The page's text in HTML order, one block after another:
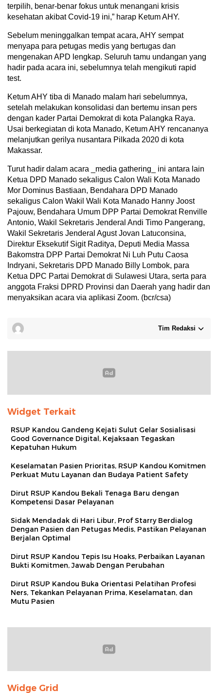
terpilih, benar-benar fokus untuk menangani krisis
kesehatan akibat Covid-19 ini,” harap Ketum AHY.
Sebelum meninggalkan tempat acara, AHY sempat
menyapa para petugas medis yang bertugas dan
mengenakan APD lengkap. Seluruh tamu undangan yang
hadir pada acara ini, sebelumnya telah mengikuti rapid
test.
Ketum AHY tiba di Manado malam hari sebelumnya,
setelah melakukan konsolidasi dan bertemu insan pers
dengan kader Partai Demokrat di kota Palangka Raya.
Usai berkegiatan di kota Manado, Ketum AHY rencananya
melanjutkan gerilya nusantara Pilkada 2020 di kota
Makassar.
Turut hadir dalam acara _media gathering_ ini antara lain
Ketua DPD Manado sekaligus Calon Wali Kota Manado
Mor Dominus Bastiaan, Bendahara DPD Manado
sekaligus Calon Wakil Wali Kota Manado Hanny Joost
Pajouw, Bendahara Umum DPP Partai Demokrat Renville
Antonio, Wakil Sekretaris Jenderal Andi Timo Pangerang,
Wakil Sekretaris Jenderal Agust Jovan Latuconsina,
Direktur Eksekutif Sigit Raditya, Deputi Media Massa
Bakomstra DPP Partai Demokrat Ni Luh Putu Caosa
Indryani, Sekretaris DPD Manado Billy Lombok, para
Ketua DPC Partai Demokrat di Sulawesi Utara, serta para
anggota Fraksi DPRD Provinsi dan Daerah yang hadir dan
menyaksikan acara via aplikasi Zoom. (bcr/csa)
Tim Redaksi
Widget Terkait
RSUP Kandou Gandeng Kejati Sulut Gelar Sosialisasi
Good Governance Digital, Kejaksaan Tegaskan
Kepatuhan Hukum
Keselamatan Pasien Prioritas, RSUP Kandou Komitmen
Perkuat Mutu Layanan dan Budaya Patient Safety
Dirut RSUP Kandou Bekali Tenaga Baru dengan
Kompetensi Dasar Pelayanan
Sidak Mendadak di Hari Libur, Prof Starry Berdialog
Dengan Pasien dan Petugas Medis, Pastikan Pelayanan
Berjalan Optimal
Dirut RSUP Kandou Tepis Isu Hoaks, Perbaikan Layanan
Bukti Komitmen, Jawab Dengan Perubahan
Dirut RSUP Kandou Buka Orientasi Pelatihan Profesi
Ners, Tekankan Pelayanan Prima, Keselamatan, dan
Mutu Pasien
Widge Grid